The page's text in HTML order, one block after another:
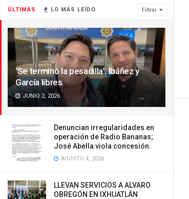
ÚLTIMAS LO MÁS LEÍDO Filtrar
‘Se terminó la pesadilla’: Ibáñez y
García libres
JUNIO 2, 2026
Denuncian irregularidades en
operación de Radio Bananas;
José Abella viola concesión.
AGOSTO 4, 2026
LLEVAN SERVICIOS A ALVARO
OBREGÓN EN IXHUATLÁN